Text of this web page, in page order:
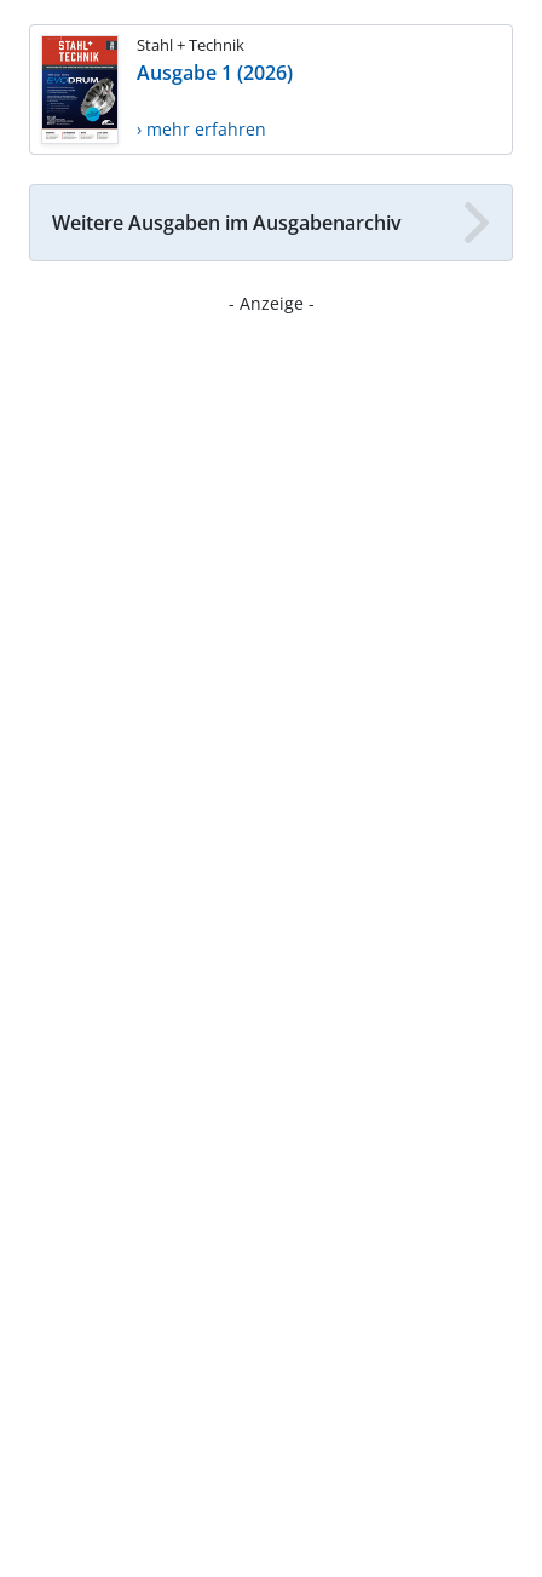
Stahl + Technik
Ausgabe 1 (2026)
› mehr erfahren
Weitere Ausgaben im Ausgabenarchiv
- Anzeige -